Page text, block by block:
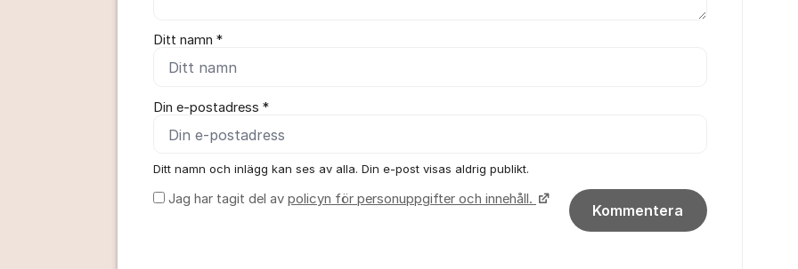
Ditt namn *
Din e-postadress *
Ditt namn och inlägg kan ses av alla. Din e-post visas aldrig publikt.
Jag har tagit del av policyn för personuppgifter och innehåll.
Kommentera